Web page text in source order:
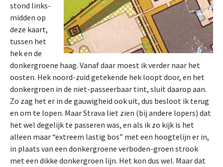
stond links-
midden op
deze kaart,
tussen het
hek en de
donkergroene haag. Vanaf daar moest ik verder naar het
oosten. Hek noord-zuid getekende hek loopt door, en het
donkergroen in de niet-passeerbaar tint, sluit daarop aan.
Zo zag het er in de gauwigheid ook uit, dus besloot ik terug
en om te lopen. Maar Strava liet zien (bij andere lopers) dat
het wel degelijk te passeren was, en als ik zo kijk is het
alleen maar “extreem lastig bos” met een hoogtelijn er in,
in plaats van een donkergroene verboden-groen strook
met een dikke donkergroen lijn. Het kon dus wel. Maar dat